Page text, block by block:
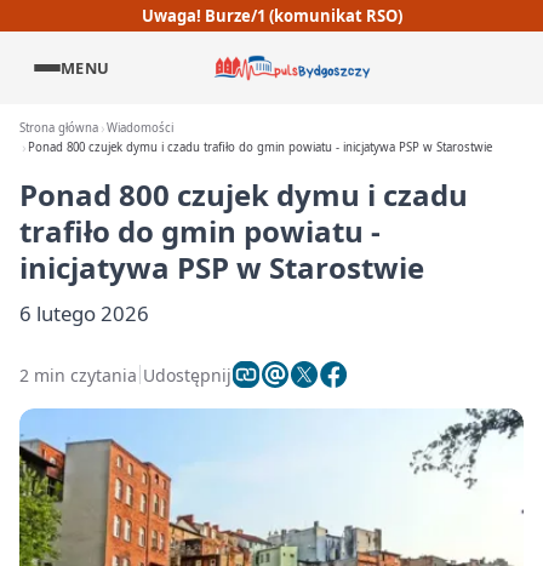
Uwaga! Burze/1 (komunikat RSO)
MENU
Strona główna Wiadomości
Ponad 800 czujek dymu i czadu trafiło do gmin powiatu - inicjatywa PSP w Starostwie
Ponad 800 czujek dymu i czadu
trafiło do gmin powiatu -
inicjatywa PSP w Starostwie
6 lutego 2026
2 min czytania Udostępnij